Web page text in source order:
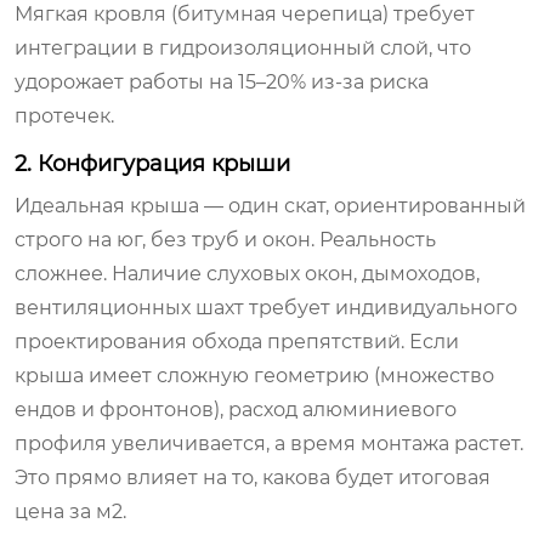
Мягкая кровля (битумная черепица) требует
интеграции в гидроизоляционный слой, что
удорожает работы на 15–20% из-за риска
протечек.
2. Конфигурация крыши
Идеальная крыша — один скат, ориентированный
строго на юг, без труб и окон. Реальность
сложнее. Наличие слуховых окон, дымоходов,
вентиляционных шахт требует индивидуального
проектирования обхода препятствий. Если
крыша имеет сложную геометрию (множество
ендов и фронтонов), расход алюминиевого
профиля увеличивается, а время монтажа растет.
Это прямо влияет на то, какова будет итоговая
цена за м2.